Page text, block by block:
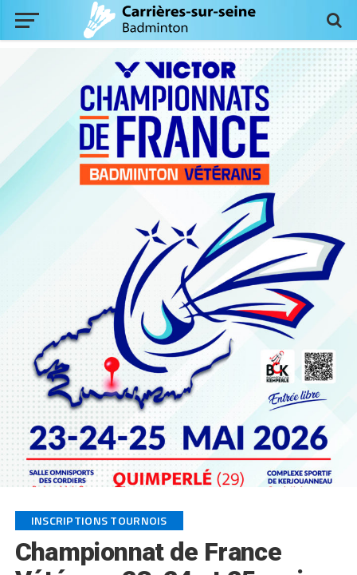
INSCRIPTIONS TOURNOIS
Championnat de France